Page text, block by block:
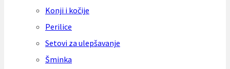
Konji i kočije
Perilice
Setovi za ulepšavanje
Šminka